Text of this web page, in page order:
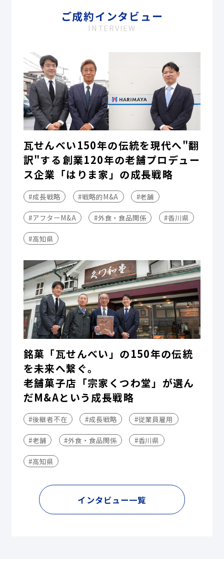
ご成約インタビュー
INTERVIEW
瓦せんべい150年の伝統を現代へ"翻
訳"する――創業120年の老舗プロデュー
ス企業「はりま家」の成長戦略
#成長戦略 #戦略的M&A #老舗
#アフターM&A #外食・食品関係 #香川県
#高知県
銘菓「瓦せんべい」の150年の伝統
を未来へ繋ぐ。
老舗菓子店「宗家くつわ堂」が選ん
だM&Aという成長戦略
#後継者不在 #成長戦略 #従業員雇用
#老舗 #外食・食品関係 #香川県
#高知県
インタビュー一覧